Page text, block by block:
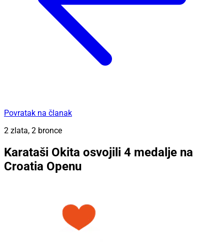
Povratak na članak
2 zlata, 2 bronce
Karataši Okita osvojili 4 medalje na
Croatia Openu